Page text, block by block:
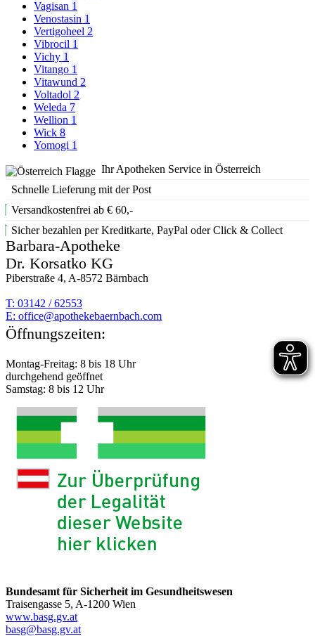
Vagisan 1
Venostasin 1
Vertigoheel 2
Vibrocil 1
Vichy 1
Vitango 1
Vitawund 2
Voltadol 2
Weleda 7
Wellion 1
Wick 8
Yomogi 1
Ihr Apotheken Service in Österreich
Schnelle Lieferung mit der Post
Versandkostenfrei ab € 60,-
Sicher bezahlen per Kreditkarte, PayPal oder Click & Collect
Barbara-Apotheke
Dr. Korsatko KG
Piberstraße 4, A-8572 Bärnbach
T: 03142 / 62553
E: moc.hcabnreabekehtopa@eciffo
Öffnungszeiten:
Montag-Freitag: 8 bis 18 Uhr
durchgehend geöffnet
Samstag: 8 bis 12 Uhr
Bundesamt für Sicherheit im Gesundheitswesen
Traisengasse 5, A-1200 Wien
www.basg.gv.at
ta.vg.gsab@gsab